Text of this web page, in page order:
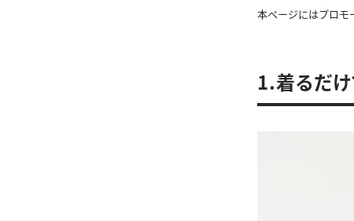
本ページにはプロモ
1.着るだけ